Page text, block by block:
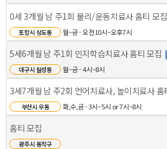
0세 3개월 남 주1회 물리/운동치료사 홈티 모집
포항시 상도동 월~금 - 오전10시~오후7시
5세6개월 남 주1회 인지학습치료사 홈티 모집
대구시 월성동 월~금 - 4시~8시
부산시 우동 화,수,금 - 3시~5시 or 7시~8시
홈티 모집
광주시 동작구